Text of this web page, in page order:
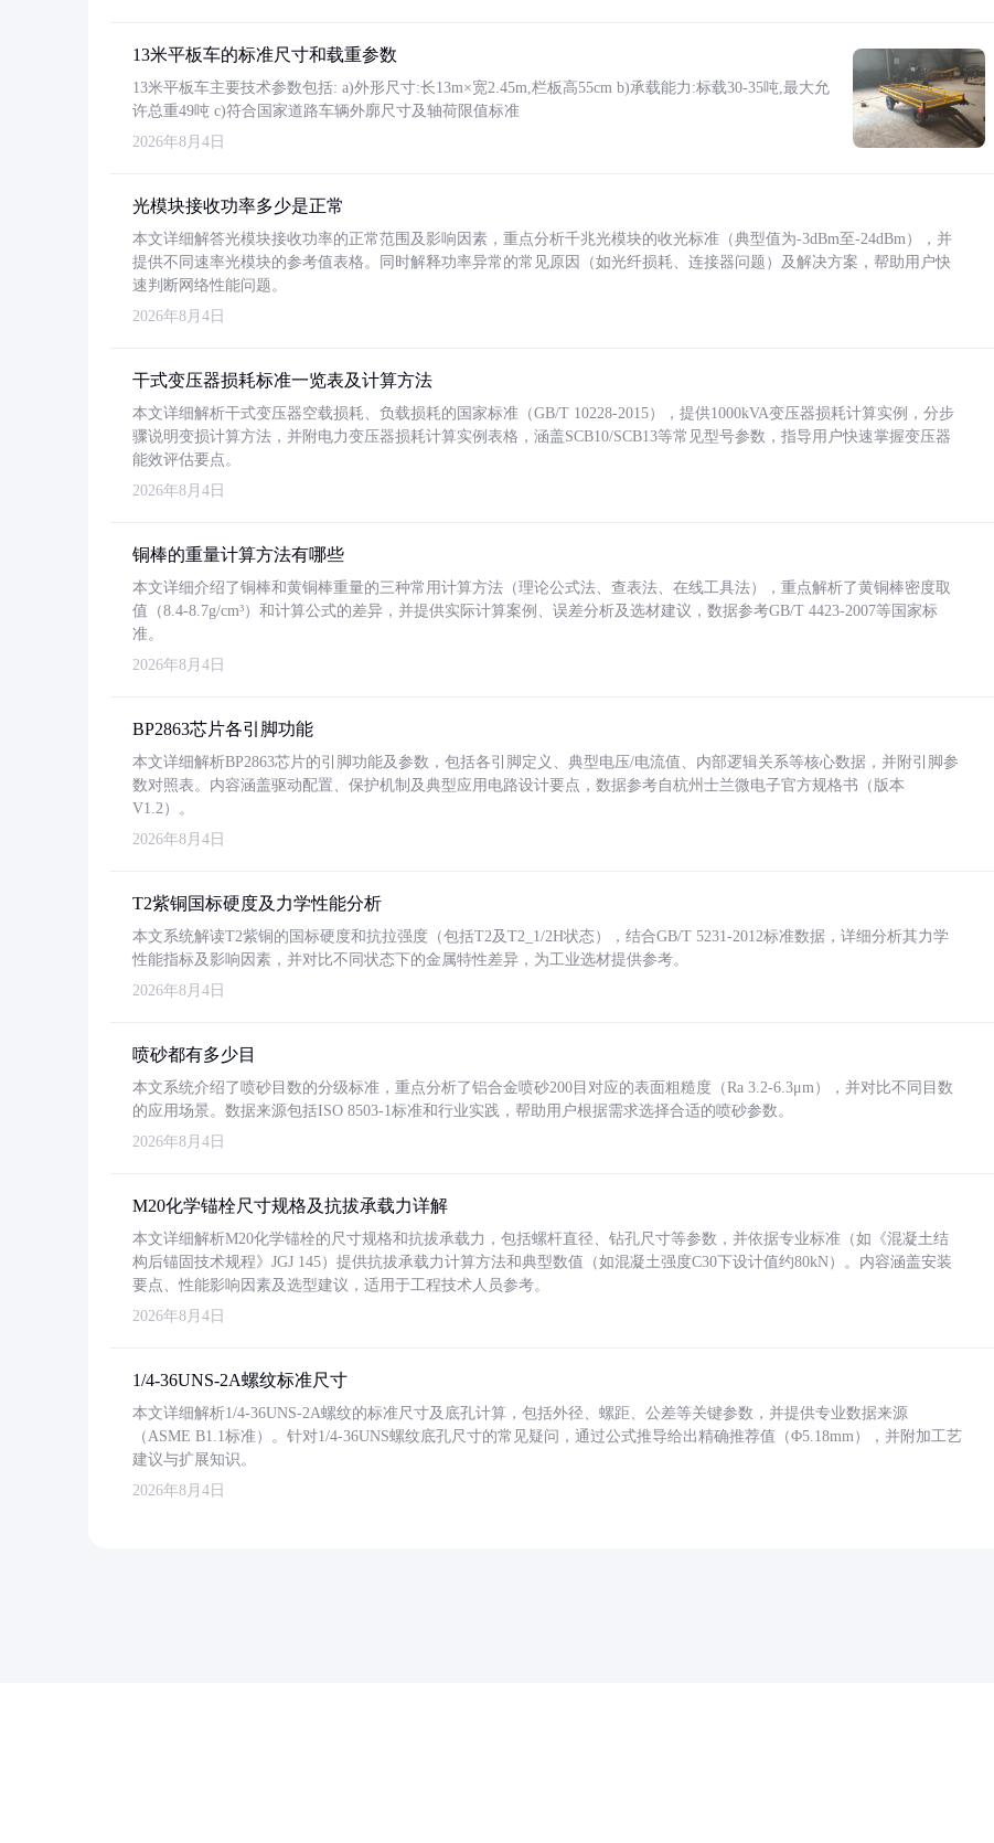
13米平板车的标准尺寸和载重参数
13米平板车主要技术参数包括: a)外形尺寸:长13m×宽2.45m,栏板高55cm b)承载能力:标载30-35吨,最大允
许总重49吨 c)符合国家道路车辆外廓尺寸及轴荷限值标准
2026年8月4日
光模块接收功率多少是正常
本文详细解答光模块接收功率的正常范围及影响因素，重点分析千兆光模块的收光标准（典型值为-3dBm至-24dBm），并
提供不同速率光模块的参考值表格。同时解释功率异常的常见原因（如光纤损耗、连接器问题）及解决方案，帮助用户快
速判断网络性能问题。
2026年8月4日
干式变压器损耗标准一览表及计算方法
本文详细解析干式变压器空载损耗、负载损耗的国家标准（GB/T 10228-2015），提供1000kVA变压器损耗计算实例，分步
骤说明变损计算方法，并附电力变压器损耗计算实例表格，涵盖SCB10/SCB13等常见型号参数，指导用户快速掌握变压器
能效评估要点。
2026年8月4日
铜棒的重量计算方法有哪些
本文详细介绍了铜棒和黄铜棒重量的三种常用计算方法（理论公式法、查表法、在线工具法），重点解析了黄铜棒密度取
值（8.4-8.7g/cm³）和计算公式的差异，并提供实际计算案例、误差分析及选材建议，数据参考GB/T 4423-2007等国家标
准。
2026年8月4日
BP2863芯片各引脚功能
本文详细解析BP2863芯片的引脚功能及参数，包括各引脚定义、典型电压/电流值、内部逻辑关系等核心数据，并附引脚参
数对照表。内容涵盖驱动配置、保护机制及典型应用电路设计要点，数据参考自杭州士兰微电子官方规格书（版本
V1.2）。
2026年8月4日
T2紫铜国标硬度及力学性能分析
本文系统解读T2紫铜的国标硬度和抗拉强度（包括T2及T2_1/2H状态），结合GB/T 5231-2012标准数据，详细分析其力学
性能指标及影响因素，并对比不同状态下的金属特性差异，为工业选材提供参考。
2026年8月4日
喷砂都有多少目
本文系统介绍了喷砂目数的分级标准，重点分析了铝合金喷砂200目对应的表面粗糙度（Ra 3.2-6.3μm），并对比不同目数
的应用场景。数据来源包括ISO 8503-1标准和行业实践，帮助用户根据需求选择合适的喷砂参数。
2026年8月4日
M20化学锚栓尺寸规格及抗拔承载力详解
本文详细解析M20化学锚栓的尺寸规格和抗拔承载力，包括螺杆直径、钻孔尺寸等参数，并依据专业标准（如《混凝土结
构后锚固技术规程》JGJ 145）提供抗拔承载力计算方法和典型数值（如混凝土强度C30下设计值约80kN）。内容涵盖安装
要点、性能影响因素及选型建议，适用于工程技术人员参考。
2026年8月4日
1/4-36UNS-2A螺纹标准尺寸
本文详细解析1/4-36UNS-2A螺纹的标准尺寸及底孔计算，包括外径、螺距、公差等关键参数，并提供专业数据来源
（ASME B1.1标准）。针对1/4-36UNS螺纹底孔尺寸的常见疑问，通过公式推导给出精确推荐值（Φ5.18mm），并附加工艺
建议与扩展知识。
2026年8月4日